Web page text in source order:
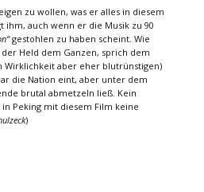
zu wollen, was er alles in diesem
ihm, auch wenn er die Musik zu 90
gestohlen zu haben scheint. Wie
Held dem Ganzen, sprich dem
Wirklichkeit aber eher blutrünstigen)
die Nation eint, aber unter dem
brutal abmetzeln ließ. Kein
Peking mit diesem Film keine
)